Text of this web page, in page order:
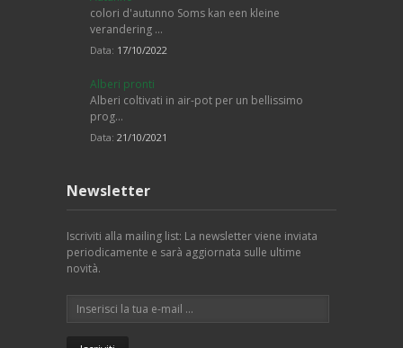
colori d'autunno Soms kan een kleine
verandering …
Data: 17/10/2022
Alberi pronti
Alberi coltivati in air-pot per un bellissimo
prog…
Data: 21/10/2021
Newsletter
Iscriviti alla mailing list: La newsletter viene inviata
periodicamente e sarà aggiornata sulle ultime
novità.